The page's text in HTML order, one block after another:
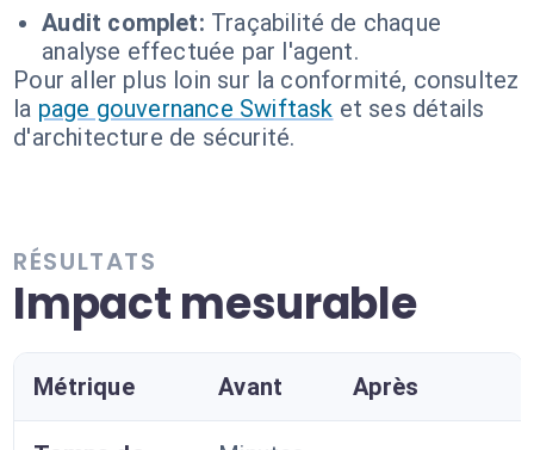
Audit complet: Traçabilité de chaque
analyse effectuée par l'agent.
Pour aller plus loin sur la conformité, consultez
la page gouvernance Swiftask et ses détails
d'architecture de sécurité.
RÉSULTATS
Impact mesurable
Métrique Avant Après